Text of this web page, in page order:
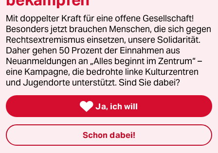
Le Monde diplomatique
taz Archiv
Mehr taz Angebote
Reisen
Kantine
Mit doppelter Kraft für eine offene Gesellschaft!
Besonders jetzt brauchen Menschen, die sich gegen
Rechtsextremismus einsetzen, unsere Solidarität.
Daher gehen 50 Prozent der Einnahmen aus
Neuanmeldungen an „Alles beginnt im Zentrum“ –
eine Kampagne, die bedrohte linke Kulturzentren
und Jugendorte unterstützt. Sind Sie dabei?
 Ja, ich will
Schon dabei!